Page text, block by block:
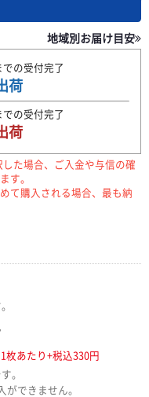
地域別お届け目安
の受付完了
荷
の受付完了
荷
た場合、ご入金や与信の確
す。
て購入される場合、最も納
1枚あたり+税込330円
。
できません。